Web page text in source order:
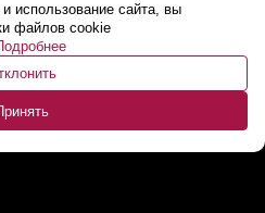
использование сайта, вы
файлов cookie
провалов Украина
и репутационные